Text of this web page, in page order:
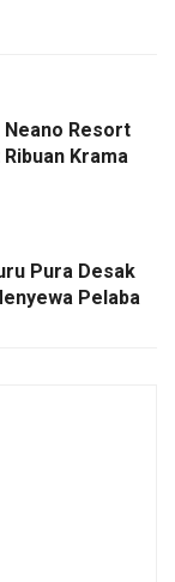
Resort
Krama
Pura Desak
Pelaba